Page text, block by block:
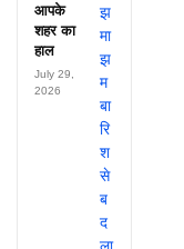
आपके
शहर का
हाल
July 29,
2026